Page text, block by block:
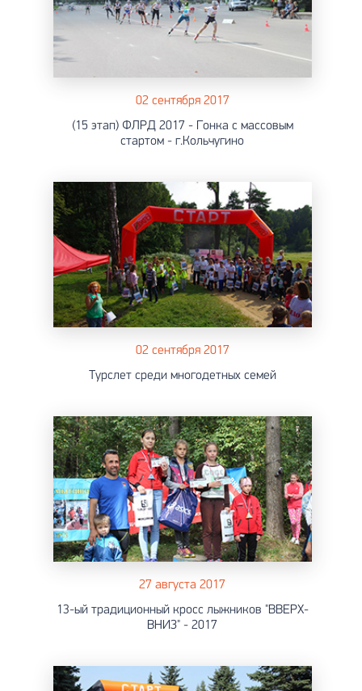
02 сентября 2017
(15 этап) ФЛРД 2017 - Гонка с массовым
стартом - г.Кольчугино
02 сентября 2017
Турслет среди многодетных семей
27 августа 2017
13-ый традиционный кросс лыжников "ВВЕРХ-
ВНИЗ" - 2017